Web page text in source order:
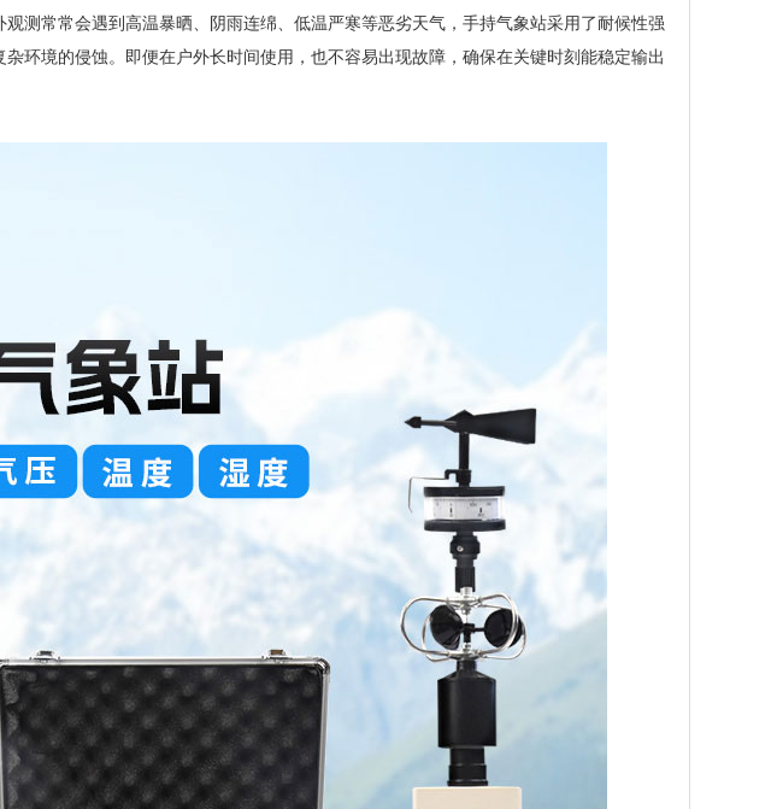
测常常会遇到高温暴晒、阴雨连绵、低温严寒等恶劣天气，手持气象站采用了耐候性强
环境的侵蚀。即便在户外长时间使用，也不容易出现故障，确保在关键时刻能稳定输出